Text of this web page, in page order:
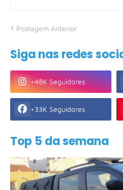
Postagem Anterior
Siga nas redes
+48K Seguidores
+33K Seguidores
Top 5 da semana